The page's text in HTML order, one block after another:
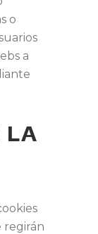
o
a
LA
regirán